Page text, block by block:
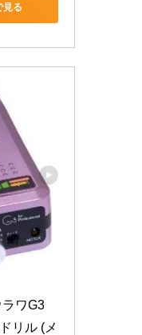
見る
ワG3
リル (メ